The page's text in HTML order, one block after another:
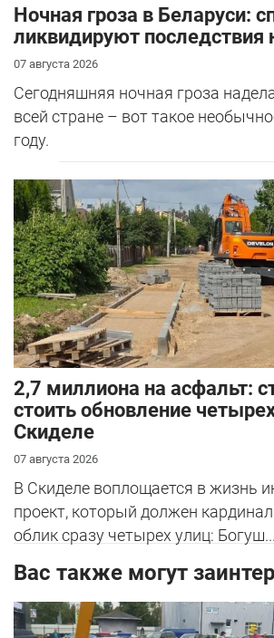
Ночная гроза в Беларуси:
ликвидируют последствия
07 августа 2026
Сегодняшняя ночная гроза
всей стране – вот такое
году.
2,7 миллиона на асфальт:
стоить обновление
Скиделе
07 августа 2026
В Скиделе воплощается в жизнь
проект, который должен
облик сразу четырех улиц: Богуш...
Вас также могут